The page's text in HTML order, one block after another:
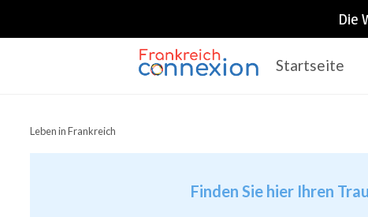
Die
Frankreich Connexion Startseite
Leben in Frankreich
Finden Sie hier Ihren